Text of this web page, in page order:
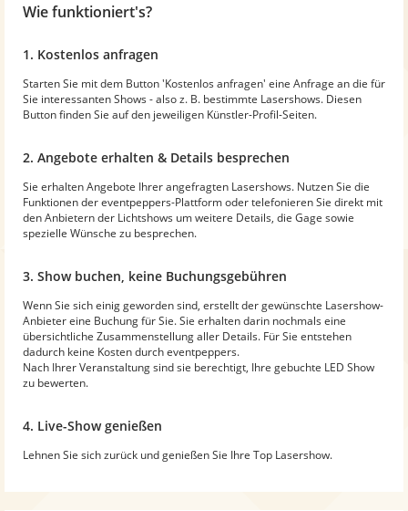
Wie funktioniert's?
1. Kostenlos anfragen
Starten Sie mit dem Button 'Kostenlos anfragen' eine Anfrage an die für
Sie interessanten Shows - also z. B. bestimmte Lasershows. Diesen
Button finden Sie auf den jeweiligen Künstler-Profil-Seiten.
2. Angebote erhalten & Details besprechen
Sie erhalten Angebote Ihrer angefragten Lasershows. Nutzen Sie die
Funktionen der eventpeppers-Plattform oder telefonieren Sie direkt mit
den Anbietern der Lichtshows um weitere Details, die Gage sowie
spezielle Wünsche zu besprechen.
3. Show buchen, keine Buchungsgebühren
Wenn Sie sich einig geworden sind, erstellt der gewünschte Lasershow-
Anbieter eine Buchung für Sie. Sie erhalten darin nochmals eine
übersichtliche Zusammenstellung aller Details. Für Sie entstehen
dadurch keine Kosten durch eventpeppers.
Nach Ihrer Veranstaltung sind sie berechtigt, Ihre gebuchte LED Show
zu bewerten.
4. Live-Show genießen
Lehnen Sie sich zurück und genießen Sie Ihre Top Lasershow.